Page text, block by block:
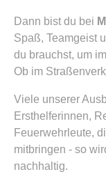
Dann bist du bei
Spaß, Teamgeist
du brauchst, um
Ob im
Viele unserer
Ersthelferinnen,
Feuerwehrleute,
mitbringen - so
nachhaltig.